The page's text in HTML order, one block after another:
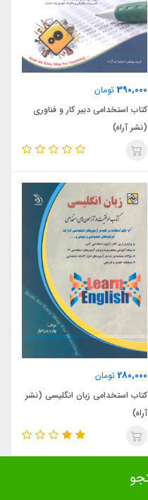
390,000 تومان
کتاب استخدامی دبیر کار و فناوری
(نشر آراه)
280,000 تومان
کتاب استخدامی زبان انگلیسی (نشر
آراه)